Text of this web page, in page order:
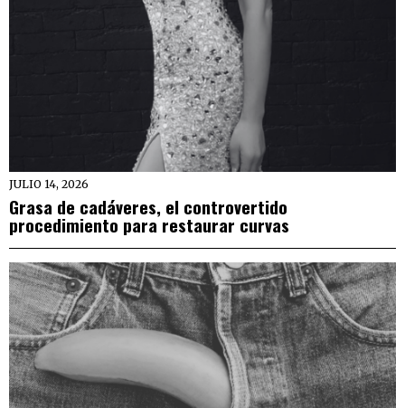
JULIO 14, 2026
Grasa de cadáveres, el controvertido
procedimiento para restaurar curvas